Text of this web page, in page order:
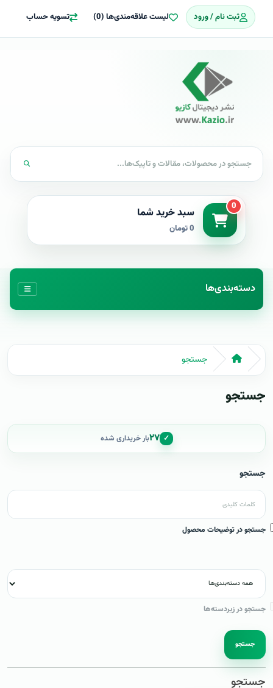
ثبت نام / ورود لیست علاقه‌مندی‌ها (0) تسویه حساب
0 سبد خرید شما
0 تومان
دسته‌بندی‌ها
جستجو
جستجو
✓ ۲۷بار خریداری شده
جستجو
جستجو در توضیحات محصول
جستجو در زیردسته‌ها
جستجو
جستجو